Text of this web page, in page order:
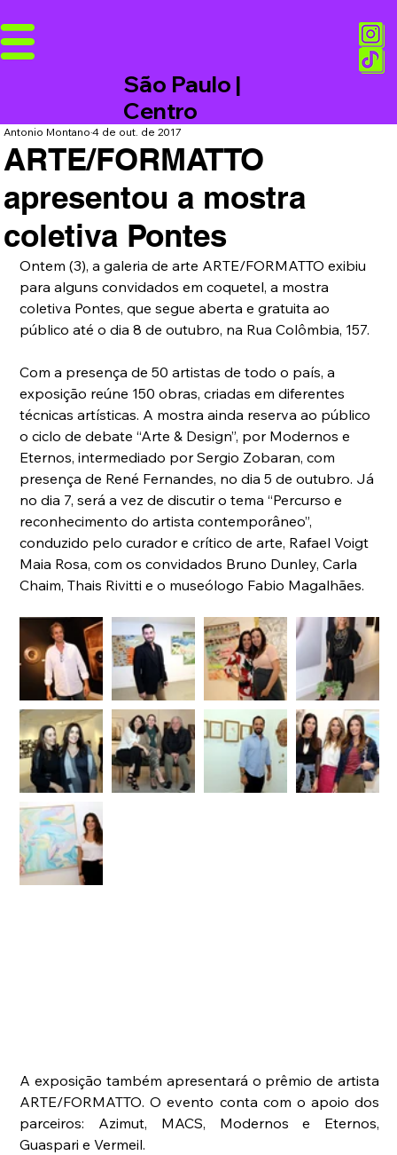
São Paulo |
Centro
ARTE/FORMATTO
apresentou a mostra
coletiva Pontes
Antonio Montano4 de out. de 2017
Ontem (3), a galeria de arte ARTE/FORMATTO exibiu
para alguns convidados em coquetel, a mostra
coletiva Pontes, que segue aberta e gratuita ao
público até o dia 8 de outubro, na Rua Colômbia, 157.
Com a presença de 50 artistas de todo o país, a
exposição reúne 150 obras, criadas em diferentes
técnicas artísticas. A mostra ainda reserva ao público
o ciclo de debate “Arte & Design”, por Modernos e
Eternos, intermediado por Sergio Zobaran, com
presença de René Fernandes, no dia 5 de outubro. Já
no dia 7, será a vez de discutir o tema “Percurso e
reconhecimento do artista contemporâneo”,
conduzido pelo curador e crítico de arte, Rafael Voigt
Maia Rosa, com os convidados Bruno Dunley, Carla
Chaim, Thais Rivitti e o museólogo Fabio Magalhães.
A exposição também apresentará o prêmio de artista
ARTE/FORMATTO. O evento conta com o apoio dos
parceiros: Azimut, MACS, Modernos e Eternos,
Guaspari e Vermeil.